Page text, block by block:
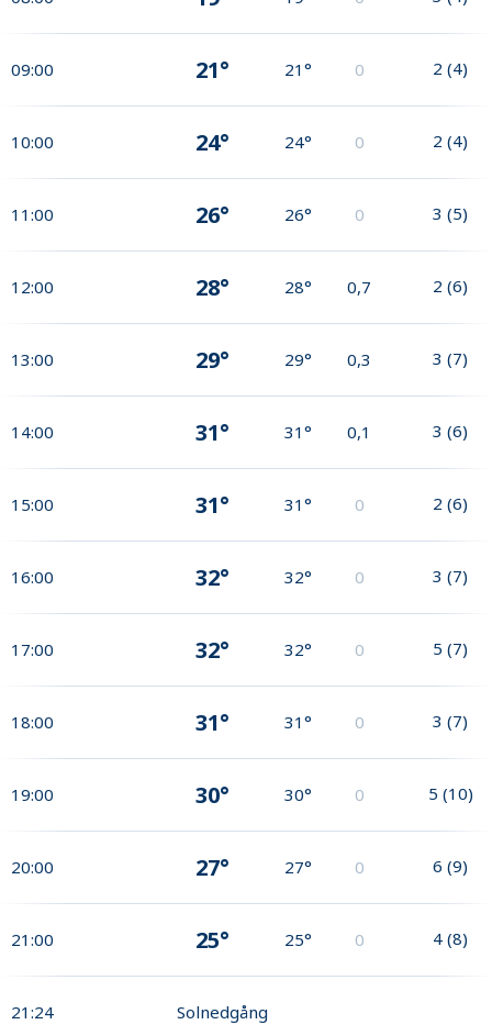
09:00 21° 21° 0 2 (4)
10:00 24° 24° 0 2 (4)
11:00 26° 26° 0 3 (5)
12:00 28° 28° 0,7 2 (6)
13:00 29° 29° 0,3 3 (7)
14:00 31° 31° 0,1 3 (6)
15:00 31° 31° 0 2 (6)
16:00 32° 32° 0 3 (7)
17:00 32° 32° 0 5 (7)
18:00 31° 31° 0 3 (7)
19:00 30° 30° 0 5 (10)
20:00 27° 27° 0 6 (9)
21:00 25° 25° 0 4 (8)
21:24 Solnedgång